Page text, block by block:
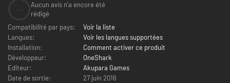
Aucun avis n'a encore été
rédigé
Compatibilité par pays:
Voir la liste
Langues:
Voir les langues supportées
Installation:
Comment activer ce produit
Développeur:
OneShark
Editeur:
Akupara Games
Date de sortie:
27 juin 2016